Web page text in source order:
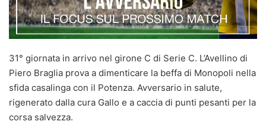
31° giornata in arrivo nel girone C di Serie C. L’Avellino di
Piero Braglia prova a dimenticare la beffa di Monopoli nella
sfida casalinga con il Potenza. Avversario in salute,
rigenerato dalla cura Gallo e a caccia di punti pesanti per la
corsa salvezza.